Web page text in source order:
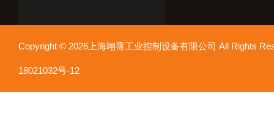
Copyright © 2026上海翊霈工业控制设备有限公司 All Rights
18021032号-12